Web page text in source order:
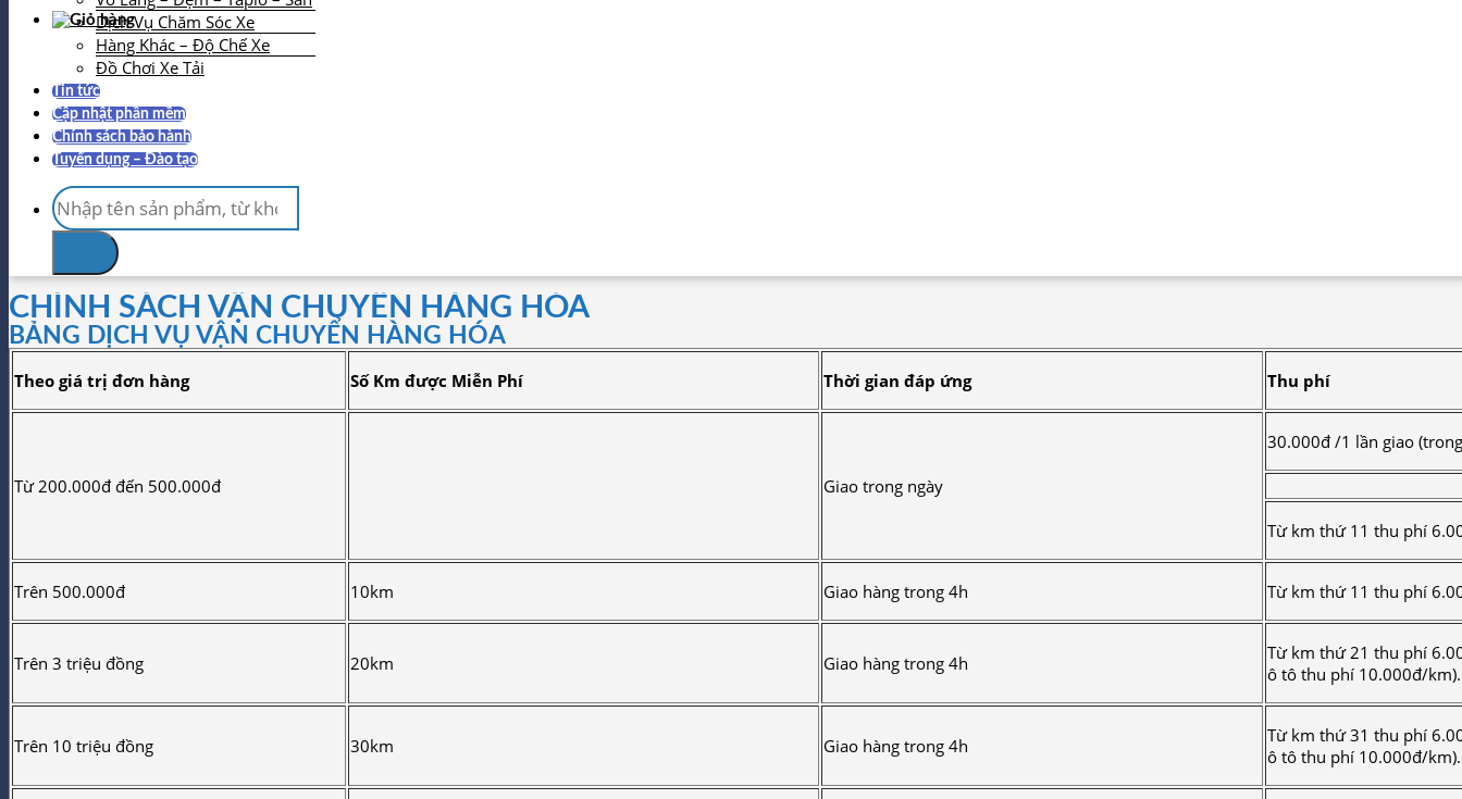
Dịch Vụ Chăm Sóc Xe
Hàng Khác – Độ Chế Xe
Đồ Chơi Xe Tải
Tin tức
Cập nhật phần mềm
Chính sách bảo hành
Tuyển dụng – Đào tạo
Tìm
kiếm:
CHÍNH SÁCH VẬN CHUYỂN HÀNG HÓA
BẢNG DỊCH VỤ VẬN CHUYỂN HÀNG HÓA
Theo giá trị đơn hàng Số Km được Miễn Phí Thời gian đáp ứng Thu phí
Từ 200.000đ đến 500.000đ Giao trong ngày
30.000đ /1 lần giao
Từ km thứ 11 thu phí
Trên 500.000đ 10km Giao hàng trong 4h Từ km thứ 11 thu phí
Trên 3 triệu đồng 20km Giao hàng trong 4h
Từ km thứ 21 thu phí
ô tô thu phí 10.000đ/km).
Trên 10 triệu đồng 30km Giao hàng trong 4h
Từ km thứ 31 thu phí
ô tô thu phí 10.000đ/km).